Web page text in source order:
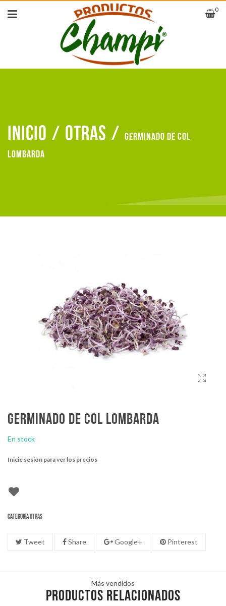
0
Inicio / Otras / Germinado de col
lombarda
Germinado de col lombarda
En stock
Inicie sesion para ver los precios
CategoríaOtras
Tweet Share Google+ Pinterest
Más vendidos
PRODUCTOS RELACIONADOS